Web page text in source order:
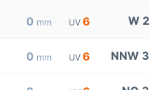
0 mm UV 6 W 2
0 mm UV 6 NNW 3